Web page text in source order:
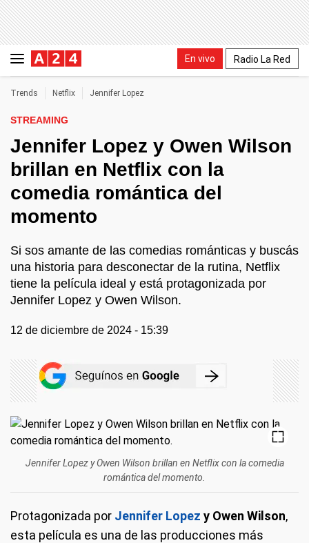
En vivo Radio La Red
Trends Netflix Jennifer Lopez
STREAMING
Jennifer Lopez y Owen Wilson
brillan en Netflix con la
comedia romántica del
momento
Si sos amante de las comedias románticas y buscás
una historia para desconectar de la rutina, Netflix
tiene la película ideal y está protagonizada por
Jennifer Lopez y Owen Wilson.
12 de diciembre de 2024 - 15:39
Jennifer Lopez y Owen Wilson brillan en Netflix con la comedia
romántica del momento.
Protagonizada por Jennifer Lopez y Owen Wilson,
esta película es una de las producciones más